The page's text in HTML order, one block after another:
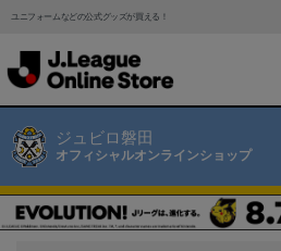
ユニフォームなどの公式グッズが買える！
ジュビロ磐田
オフィシャルオンラインショップ